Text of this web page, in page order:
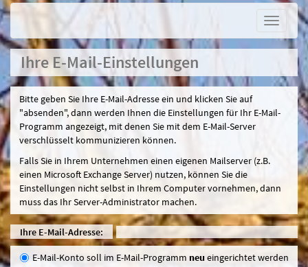
Toggle
Ihre E-Mail-Einstellungen
Bitte geben Sie Ihre E-Mail-Adresse ein und klicken Sie auf
"absenden", dann werden Ihnen die Einstellungen für Ihr E-Mail-
Programm angezeigt, mit denen Sie mit dem E-Mail-Server
verschlüsselt kommunizieren können.
Falls Sie in Ihrem Unternehmen einen eigenen Mailserver (z.B.
einen Microsoft Exchange Server) nutzen, können Sie die
Einstellungen nicht selbst in Ihrem Computer vornehmen, dann
muss das Ihr Server-Administrator machen.
Ihre E-Mail-Adresse:
E-Mail-Konto soll im E-Mail-Programm neu eingerichtet werden